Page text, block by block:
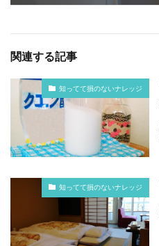
関連する記事
知ってて損のないナレッジ
知ってて損のないナレッジ